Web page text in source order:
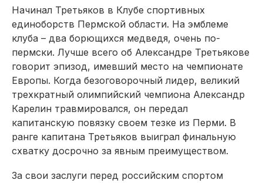
Начинал Третьяков в Клубе спортивных
единоборств Пермской области. На эмблеме
клуба – два борющихся медведя, очень по-
пермски. Лучше всего об Александре Третьякове
говорит эпизод, имевший место на чемпионате
Европы. Когда безоговорочный лидер, великий
трехкратный олимпийский чемпиона Александр
Карелин травмировался, он передал
капитанскую повязку своем тезке из Перми. В
ранге капитана Третьяков выиграл финальную
схватку досрочно за явным преимуществом.
За свои заслуги перед российским спортом